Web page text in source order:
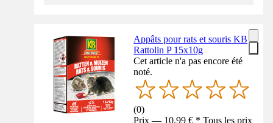
Appâts pour rats et souris KB
Rattolin P 15x10g
Cet article n'a pas encore été
noté.
(0)
Prix — 10,99 € * Tous les prix